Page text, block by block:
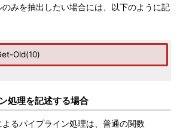
のみを抽出したい場合には、以下のように記
Old(10)
処理を記述する場合
るパイプライン処理は、普通の関数